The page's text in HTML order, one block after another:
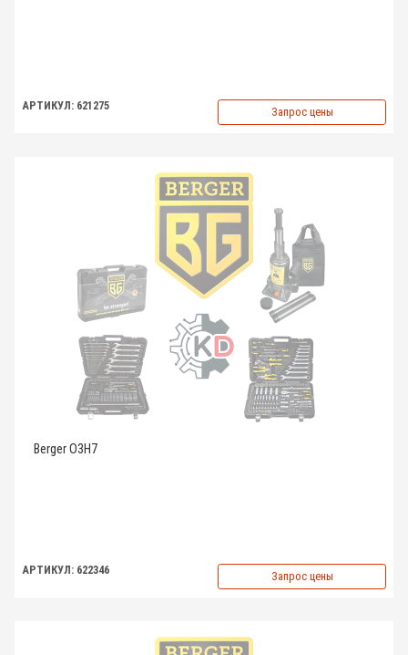
АРТИКУЛ: 621275 Запрос цены
Berger O3H7
АРТИКУЛ: 622346 Запрос цены